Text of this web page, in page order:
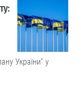
України” у